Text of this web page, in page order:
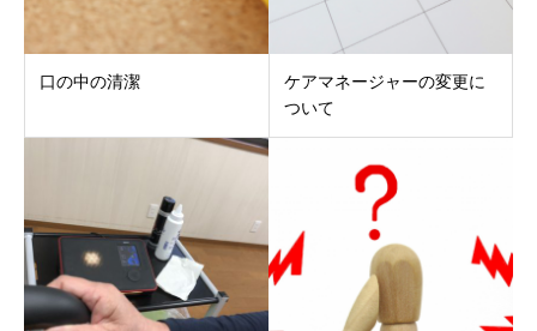
口の中の清潔
ケアマネージャーの変更に
ついて